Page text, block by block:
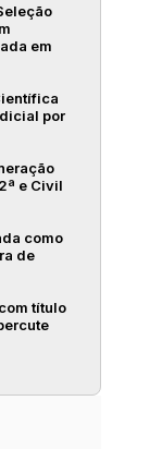
em
por
e Civil
como
de
título